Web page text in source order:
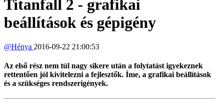
Titanfall 2 - grafikai
beállítások és gépigény
@Hénya 2016-09-22 21:00:53
Az első rész nem túl nagy sikere után a folytatást igyekeznek
rettentően jól kivitelezni a fejlesztők. Íme, a grafikai beállítások
és a szükséges rendszerigények.